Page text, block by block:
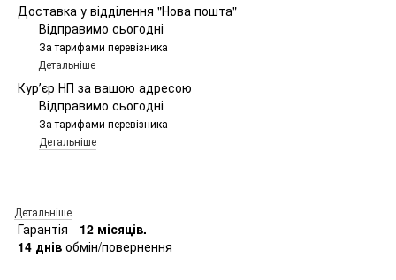
Доставка у відділення "Нова пошта"
Відправимо сьогодні
За тарифами перевізника
Детальніше
Курʼєр НП за вашою адресою
Відправимо сьогодні
За тарифами перевізника
Детальніше
Детальніше
Гарантія - 12 місяців.
14 днів обмін/повернення